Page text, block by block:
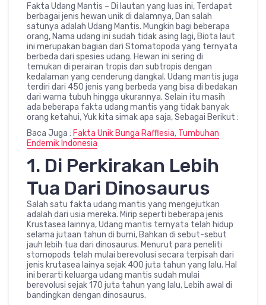
Fakta Udang Mantis – Di lautan yang luas ini, Terdapat
berbagai jenis hewan unik di dalamnya, Dan salah
satunya adalah Udang Mantis. Mungkin bagi beberapa
orang, Nama udang ini sudah tidak asing lagi, Biota laut
ini merupakan bagian dari Stomatopoda yang ternyata
berbeda dari spesies udang. Hewan ini sering di
temukan di perairan tropis dan subtropis dengan
kedalaman yang cenderung dangkal. Udang mantis juga
terdiri dari 450 jenis yang berbeda yang bisa di bedakan
dari warna tubuh hingga ukurannya. Selain itu masih
ada beberapa fakta udang mantis yang tidak banyak
orang ketahui, Yuk kita simak apa saja, Sebagai Berikut :
Baca Juga : Fakta Unik Bunga Rafflesia, Tumbuhan
Endemik Indonesia
1. Di Perkirakan Lebih
Tua Dari Dinosaurus
Salah satu fakta udang mantis yang mengejutkan
adalah dari usia mereka. Mirip seperti beberapa jenis
Krustasea lainnya, Udang mantis ternyata telah hidup
selama jutaan tahun di bumi, Bahkan di sebut-sebut
jauh lebih tua dari dinosaurus. Menurut para peneliti
stomopods telah mulai berevolusi secara terpisah dari
jenis krutasea lainya sejak 400 juta tahun yang lalu. Hal
ini berarti keluarga udang mantis sudah mulai
berevolusi sejak 170 juta tahun yang lalu, Lebih awal di
bandingkan dengan dinosaurus.